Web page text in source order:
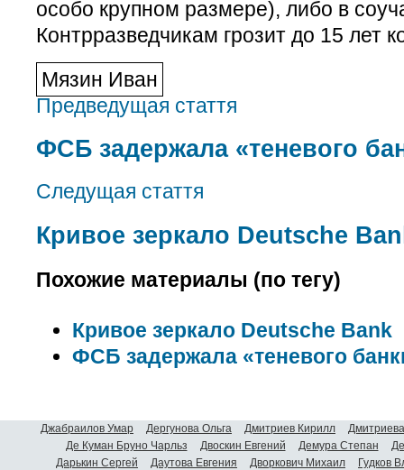
особо крупном размере), либо в
Контрразведчикам грозит до 15 лет
Мязин Иван
Предведущая стаття
ФСБ задержала «теневого
Следущая стаття
Кривое зеркало Deutsche
Похожие материалы (по тегу)
Кривое зеркало Deutsche Bank
ФСБ задержала «теневого
Джабраилов Умар Дергунова Ольга Дмитриев Кирилл
Де Куман Бруно Чарльз
Двоскин Евгений Демура Степан
Дарькин Сергей
Даутова Евгения Дворкович Михаил
Гудков